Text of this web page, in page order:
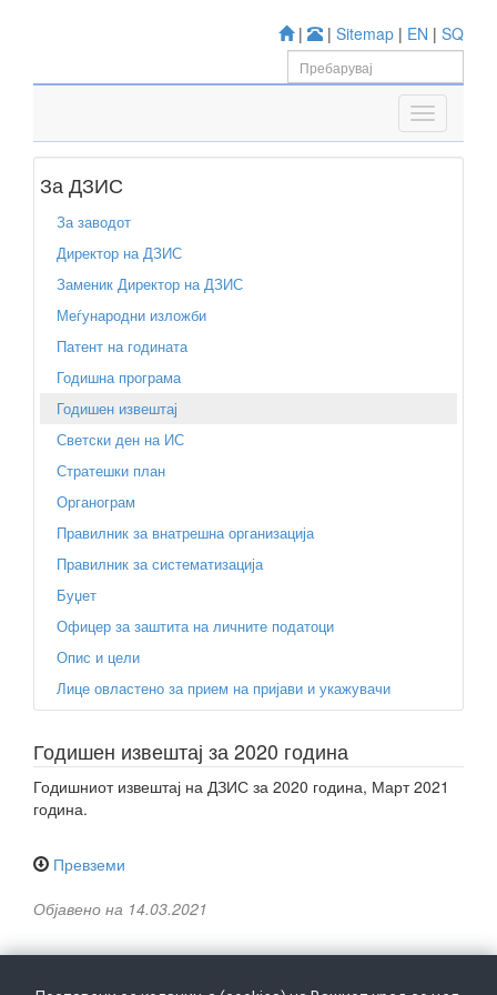
| | Sitemap | EN | SQ
За ДЗИС
За заводот
Директор на ДЗИС
Заменик Директор на ДЗИС
Меѓународни изложби
Патент на годината
Годишна програма
Годишен извештај
Светски ден на ИС
Стратешки план
Органограм
Правилник за внатрешна организација
Правилник за систематизација
Буџет
Офицер за заштита на личните податоци
Опис и цели
Лице овластено за прием на пријави и укажувачи
Годишен извештај за 2020 година
Годишниот извештај на ДЗИС за 2020 година, Март 2021
година.
Превземи
Објавено на 14.03.2021